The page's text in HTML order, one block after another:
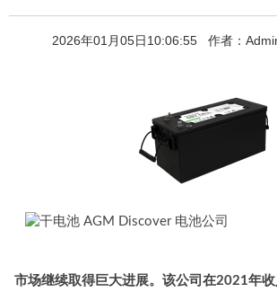
2026年01月05日10:06:55 作者：
市场继续取得巨大进展。该公司在2021年